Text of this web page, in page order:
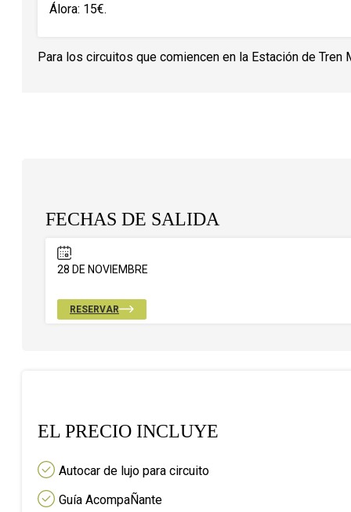
Álora: 15€.
Para los circuitos que comiencen en la Estación de
FECHAS DE SALIDA
28 DE NOVIEMBRE
RESERVAR
EL PRECIO INCLUYE
Autocar de lujo para circuito
Guía AcompaÑante